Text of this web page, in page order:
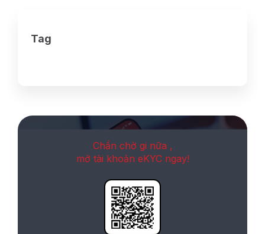
Tag
Chần chờ gi nữa ,
mở tài khoản eKYC ngay!